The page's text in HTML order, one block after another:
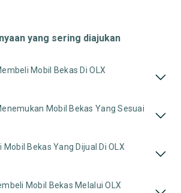
yang sering diajukan
Mobil Bekas Di OLX
Mobil Bekas Yang Sesuai
Bekas Yang Dijual Di OLX
Mobil Bekas Melalui OLX